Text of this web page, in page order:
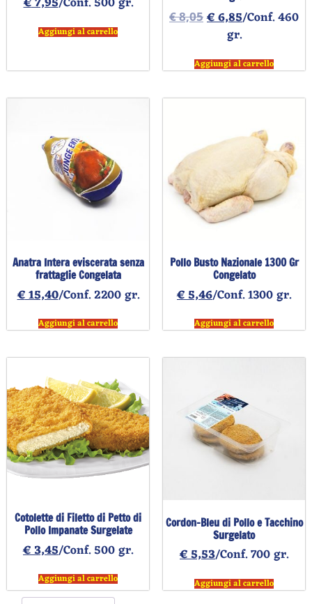
Aggiungi al carrello
€8,05 €6,85/Conf. 460
gr.
Aggiungi al carrello
Anatra Intera eviscerata senza
frattaglie Congelata
€15,40/Conf. 2200 gr.
Aggiungi al carrello
Pollo Busto Nazionale 1300 Gr
Congelato
€5,46/Conf. 1300 gr.
Aggiungi al carrello
Cotolette di Filetto di Petto di
Pollo Impanate Surgelate
€3,45/Conf. 500 gr.
Aggiungi al carrello
Cordon-Bleu di Pollo e Tacchino
Surgelato
€5,53/Conf. 700 gr.
Aggiungi al carrello